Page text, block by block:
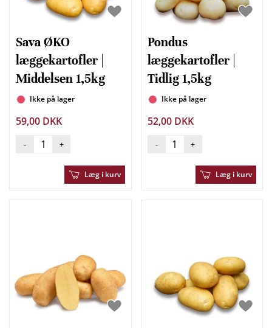
Sava ØKO
læggekartofler |
Middelsen 1,5kg
Ikke på lager
59,00 DKK
- +
Læg i kurv
Pondus
læggekartofler |
Tidlig 1,5kg
Ikke på lager
52,00 DKK
- +
Læg i kurv